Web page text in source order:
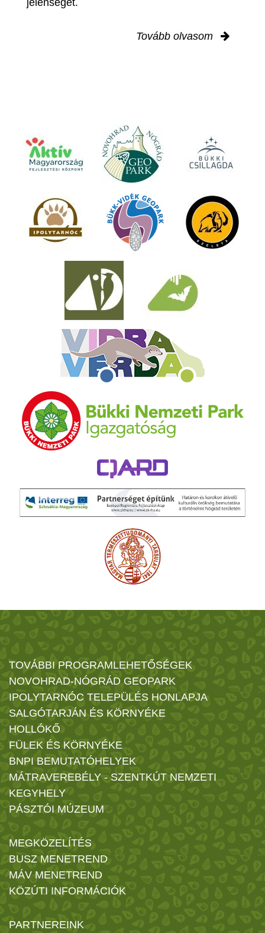
jelenségét.
Tovább olvasom
TOVÁBBI PROGRAMLEHETŐSÉGEK
NOVOHRAD-NÓGRÁD GEOPARK
IPOLYTARNÓC TELEPÜLÉS HONLAPJA
SALGÓTARJÁN ÉS KÖRNYÉKE
HOLLÓKŐ
FÜLEK ÉS KÖRNYÉKE
BNPI BEMUTATÓHELYEK
MÁTRAVEREBÉLY - SZENTKÚT NEMZETI
KEGYHELY
PÁSZTÓI MÚZEUM
MEGKÖZELÍTÉS
BUSZ MENETREND
MÁV MENETREND
KÖZÚTI INFORMÁCIÓK
PARTNEREINK